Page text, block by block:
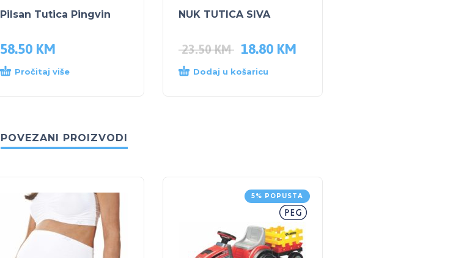
Pilsan Tutica Pingvin
58.50 KM
Pročitaj više
NUK TUTICA SIVA
23.50KM 18.80 KM
Dodaj u košaricu
POVEZANI PROIZVODI
5% POPUSTA